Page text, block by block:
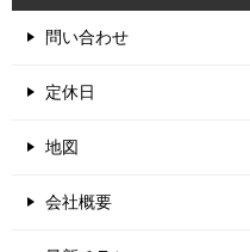
問い合わせ
定休日
地図
会社概要